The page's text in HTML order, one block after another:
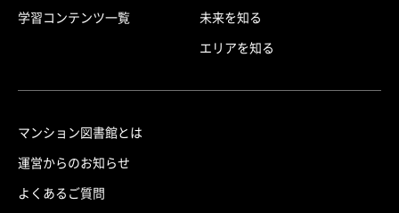
学習コンテンツ一覧
未来を知る
エリアを知る
マンション図書館とは
運営からのお知らせ
よくあるご質問